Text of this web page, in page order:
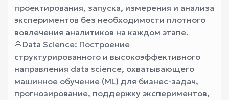
проектирования, запуска, измерения и анализа
экспериментов без необходимости плотного
вовлечения аналитиков на каждом этапе.
🌸Data Science: Построение
структурированного и высокоэффективного
направления data science, охватывающего
машинное обучение (ML) для бизнес-задач,
прогнозирование, поддержку экспериментов,